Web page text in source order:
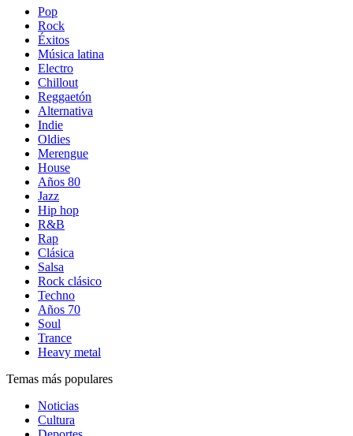
Pop
Rock
Éxitos
Música latina
Electro
Chillout
Reggaetón
Alternativa
Indie
Oldies
Merengue
House
Años 80
Jazz
Hip hop
R&B
Rap
Clásica
Salsa
Rock clásico
Techno
Años 70
Soul
Trance
Heavy metal
Temas más populares
Noticias
Cultura